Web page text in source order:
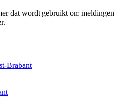
dat wordt gebruikt om meldingen
Brabant